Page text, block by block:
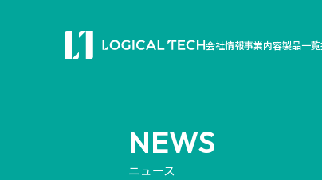
会社情報事業内容製品一覧
NEWS
ニュース